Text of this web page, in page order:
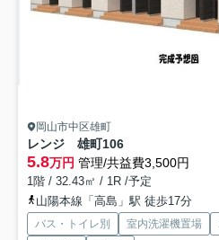
岡山市中区雄町
レンジ 雄町106
5.8万円 管理/共益費3,500円
1階 / 32.43㎡ / 1R /予定
山陽本線「高島」駅 徒歩17分
バス・トイレ別 室内洗濯機置場